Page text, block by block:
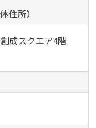
住所）
成スクエア4階